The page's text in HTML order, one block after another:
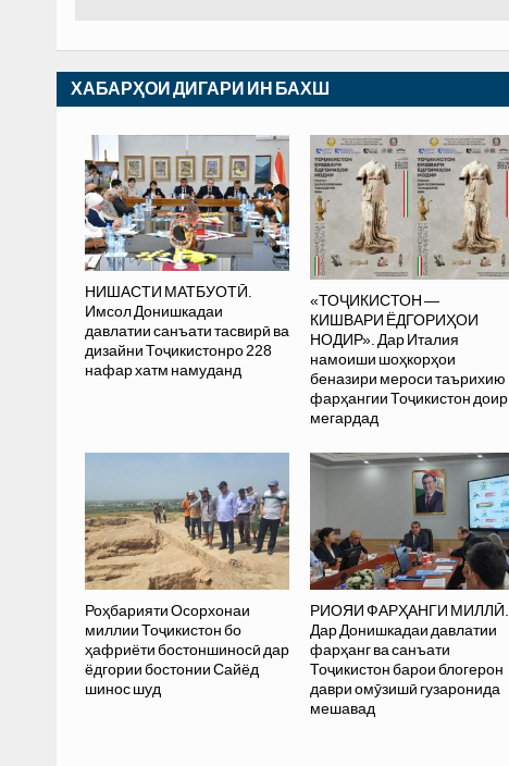
ХАБАРҲОИ ДИГАРИ ИН БАХШ
НИШАСТИ МАТБУОТӢ.
Имсол Донишкадаи
давлатии санъати тасвирӣ ва
дизайни Тоҷикистонро 228
нафар хатм намуданд
«ТОҶИКИСТОН —
КИШВАРИ ЁДГОРИҲОИ
НОДИР». Дар Италия
намоиши шоҳкорҳои
беназири мероси таърихию
фарҳангии Тоҷикистон доир
мегардад
Роҳбарияти Осорхонаи
миллии Тоҷикистон бо
ҳафриёти бостоншиносӣ дар
ёдгории бостонии Сайёд
шинос шуд
РИОЯИ ФАРҲАНГИ МИЛЛӢ.
Дар Донишкадаи давлатии
фарҳанг ва санъати
Тоҷикистон барои блогерон
даври омӯзишӣ гузаронида
мешавад